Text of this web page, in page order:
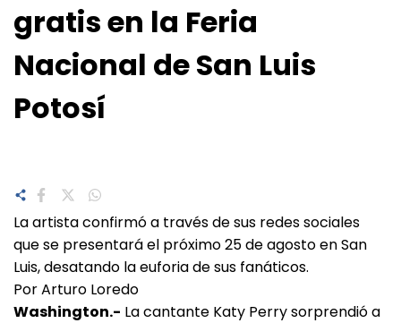
gratis en la Feria
Nacional de San Luis
Potosí
La artista confirmó a través de sus redes sociales
que se presentará el próximo 25 de agosto en San
Luis, desatando la euforia de sus fanáticos.
Por Arturo Loredo
Washington.- La cantante Katy Perry sorprendió a